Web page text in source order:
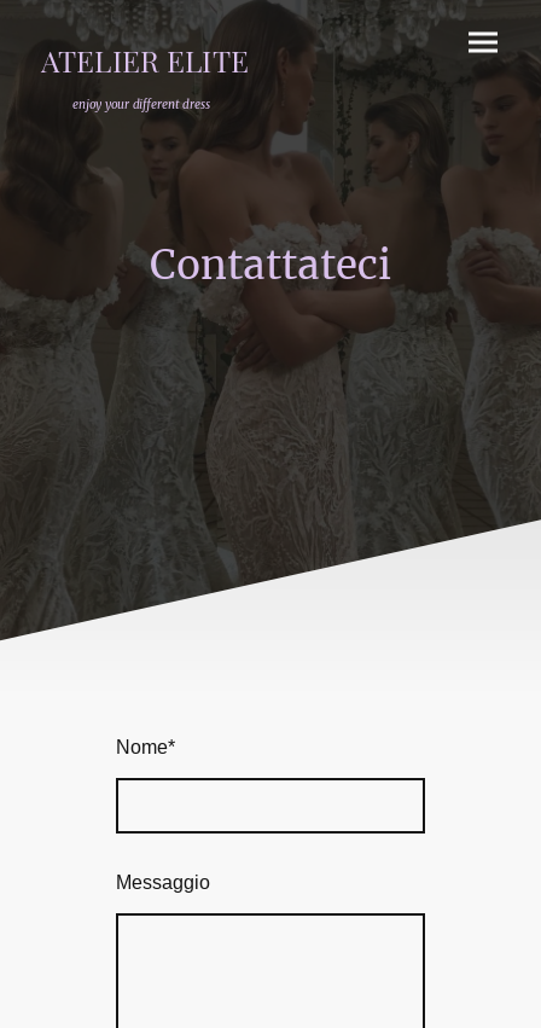
ATELIER ELITE
enjoy your different dress
Contattateci
Nome*
Messaggio